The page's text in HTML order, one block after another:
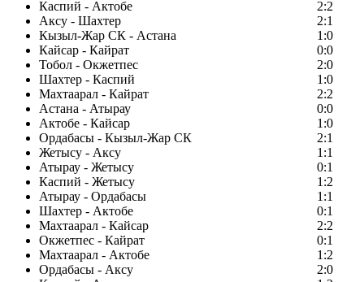
Каспий - Актобе
2:2
Аксу - Шахтер
2:1
Кызыл-Жар СК - Астана
1:0
Кайсар - Кайрат
0:0
Тобол - Окжетпес
2:0
Шахтер - Каспий
1:0
Махтаарал - Кайрат
2:2
Астана - Атырау
0:0
Актобе - Кайсар
1:0
Ордабасы - Кызыл-Жар СК
2:1
Жетысу - Аксу
1:1
Атырау - Жетысу
0:1
Каспий - Жетысу
1:2
Атырау - Ордабасы
1:1
Шахтер - Актобе
0:1
Махтаарал - Кайсар
2:2
Окжетпес - Кайрат
0:1
Махтаарал - Актобе
1:2
Ордабасы - Аксу
2:0